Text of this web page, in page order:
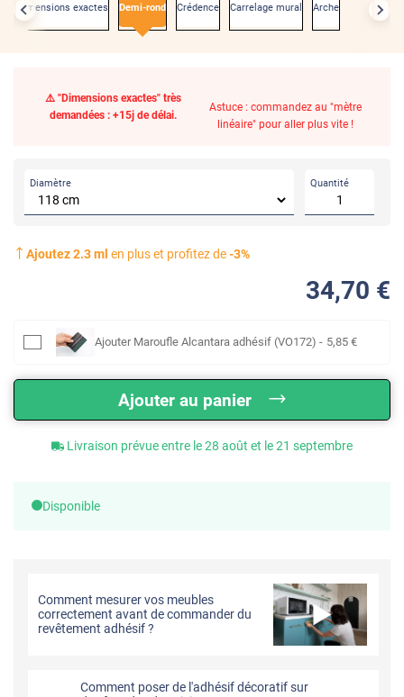
Aux dimensions exactes Demi-rond Crédence Carrelage mural Arche
⚠️ "Dimensions exactes" très
demandées : +15j de délai.
Astuce : commandez au "mètre
linéaire" pour aller plus vite !
Diamètre Quantité
Ajoutez2.3ml en plus et profitez de-3%
34,70 €
Ajouter Maroufle Alcantara adhésif (VO172) - 5,85 €
Ajouter au panier
Livraison prévue entre le 28 août et le 21 septembre
Disponible
Comment mesurer vos meubles
correctement avant de commander du
revêtement adhésif ?
Comment poser de l'adhésif décoratif sur